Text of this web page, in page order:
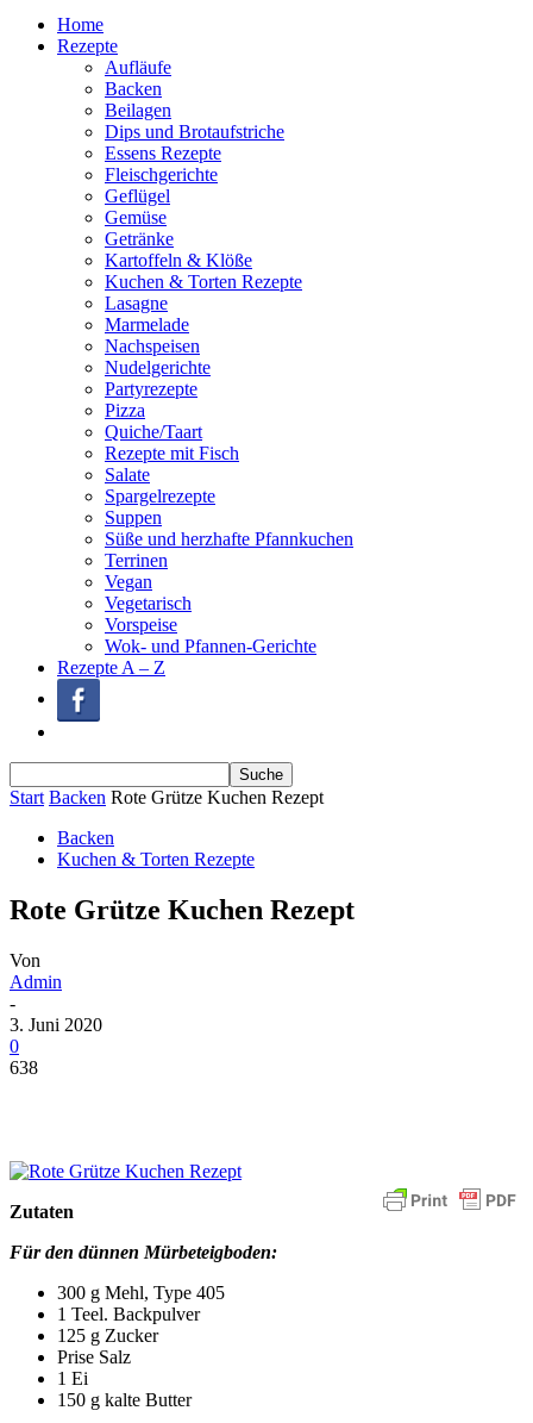
Home
Rezepte
Aufläufe
Backen
Beilagen
Dips und Brotaufstriche
Essens Rezepte
Fleischgerichte
Geflügel
Gemüse
Getränke
Kartoffeln & Klöße
Kuchen & Torten Rezepte
Lasagne
Marmelade
Nachspeisen
Nudelgerichte
Partyrezepte
Pizza
Quiche/Taart
Rezepte mit Fisch
Salate
Spargelrezepte
Suppen
Süße und herzhafte Pfannkuchen
Terrinen
Vegan
Vegetarisch
Vorspeise
Wok- und Pfannen-Gerichte
Rezepte A – Z
Start Backen Rote Grütze Kuchen Rezept
Backen
Kuchen & Torten Rezepte
Rote Grütze Kuchen Rezept
Von
Admin
-
3. Juni 2020
0
638
Zutaten
Für den dünnen Mürbeteigboden:
300 g Mehl, Type 405
1 Teel. Backpulver
125 g Zucker
Prise Salz
1 Ei
150 g kalte Butter